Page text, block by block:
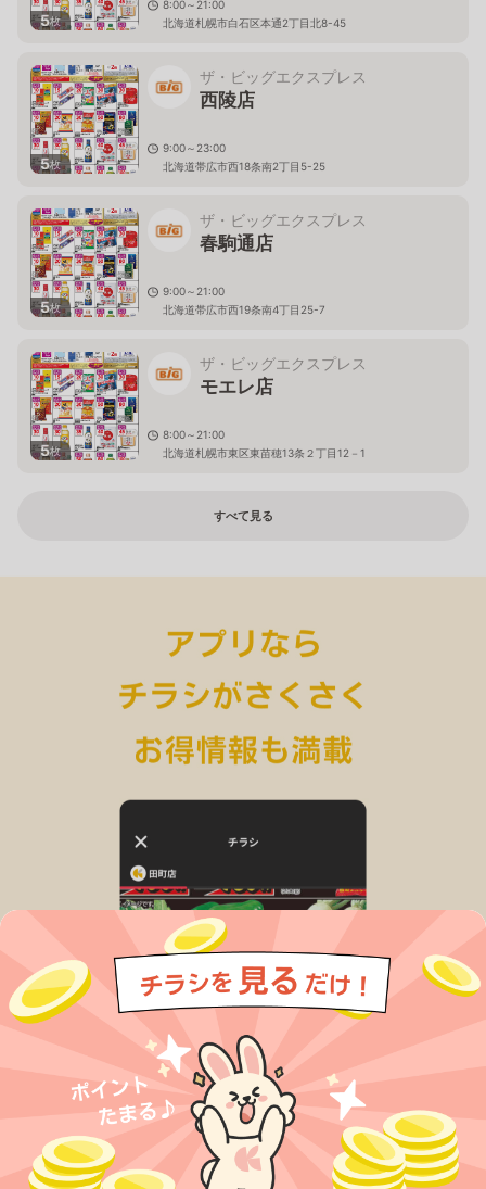
5枚
8:00～21:00
北海道札幌市白石区本通2丁目北8-45
5枚
ザ・ビッグエクスプレス
西陵店
9:00～23:00
北海道帯広市西18条南2丁目5-25
5枚
ザ・ビッグエクスプレス
春駒通店
9:00～21:00
北海道帯広市西19条南4丁目25-7
5枚
ザ・ビッグエクスプレス
モエレ店
8:00～21:00
北海道札幌市東区東苗穂13条２丁目12－1
すべて見る